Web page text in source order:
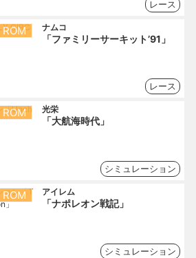
レース
ROM ナムコ
「ファミリーサーキット’91」
レース
ROM 光栄
「大航海時代」
シミュレーション
ROM アイレム
「ナポレオン戦記」
シミュレーション